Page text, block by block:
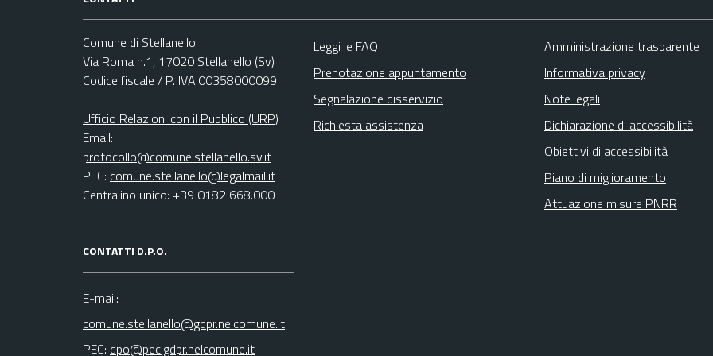
Comune di Stellanello
Via Roma n.1, 17020 Stellanello (Sv)
Codice fiscale / P. IVA:00358000099
Ufficio Relazioni con il Pubblico (URP)
Email:
protocollo@comune.stellanello.sv.it
PEC: comune.stellanello@legalmail.it
Centralino unico: +39 0182 668.000
CONTATTI D.P.O.
E-mail:
comune.stellanello@gdpr.nelcomune.it
PEC: dpo@pec.gdpr.nelcomune.it
Leggi le FAQ
Prenotazione appuntamento
Segnalazione disservizio
Richiesta assistenza
Amministrazione trasparente
Informativa privacy
Note legali
Dichiarazione di accessibilità
Obiettivi di accessibilità
Piano di miglioramento
Attuazione misure PNRR